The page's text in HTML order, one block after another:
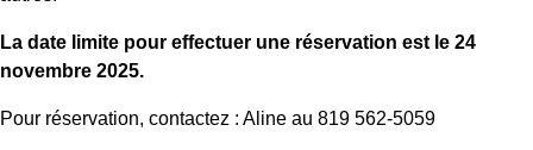
La date limite pour effectuer une réservation est le 24
novembre 2025.
Pour réservation, contactez : Aline au 819 562-5059